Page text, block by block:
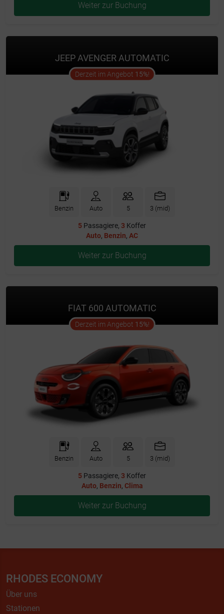
Weiter zur Buchung
JEEP AVENGER AUTOMATIC
Derzeit im Angebot 15%!offer
Benzin Auto 5 3 (mid)
5 Passagiere, 3 Koffer
Auto, Benzin, AC
Weiter zur Buchung
FIAT 600 AUTOMATIC
Derzeit im Angebot 15%!offer
Benzin Auto 5 3 (mid)
5 Passagiere, 3 Koffer
Auto, Benzin, Clima
Weiter zur Buchung
RHODES ECONOMY
Über uns
Stationen